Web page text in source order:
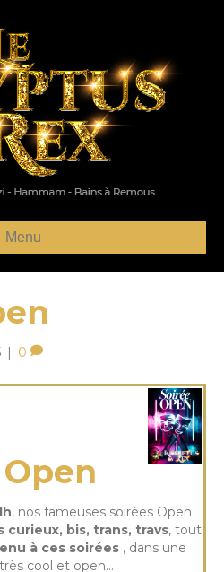
Menu
| 0
, nos fameuses soirées Open
curieux, bis, trans, travs, tout
à ces soirées , dans une
cool et open…